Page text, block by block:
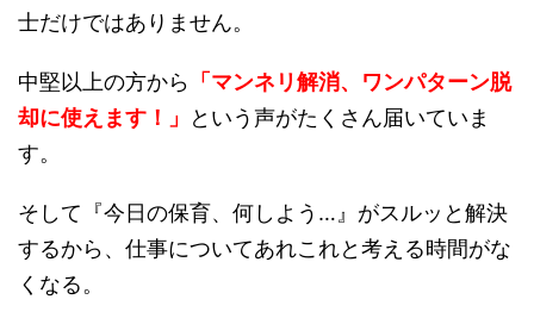
士だけではありません。
中堅以上の方から 「マンネリ解消、ワンパターン脱
却に使えます！」
という声がたくさん届いていま
す。
そして『今日の保育、何しよう…』がスルッと解決
するから、仕事についてあれこれと考える時間がな
くなる。